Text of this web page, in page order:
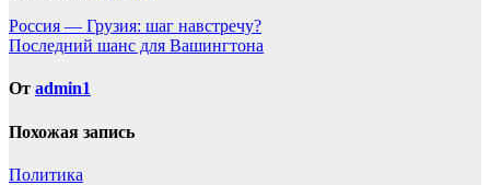
Навигация
по
записям
Россия — Грузия: шаг навстречу?
Последний шанс для Вашингтона
От admin1
Похожая запись
Политика